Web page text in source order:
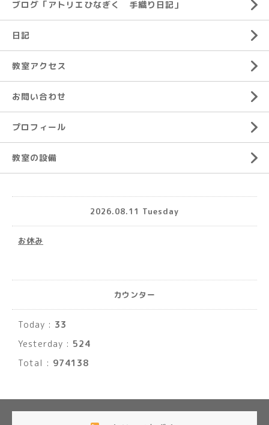
ブログ「アトリエひなぎく 手織り日記」
日記
教室アクセス
お問い合わせ
プロフィール
教室の設備
2026.08.11 Tuesday
お休み
カウンター
Today : 33
Yesterday : 524
Total : 974138